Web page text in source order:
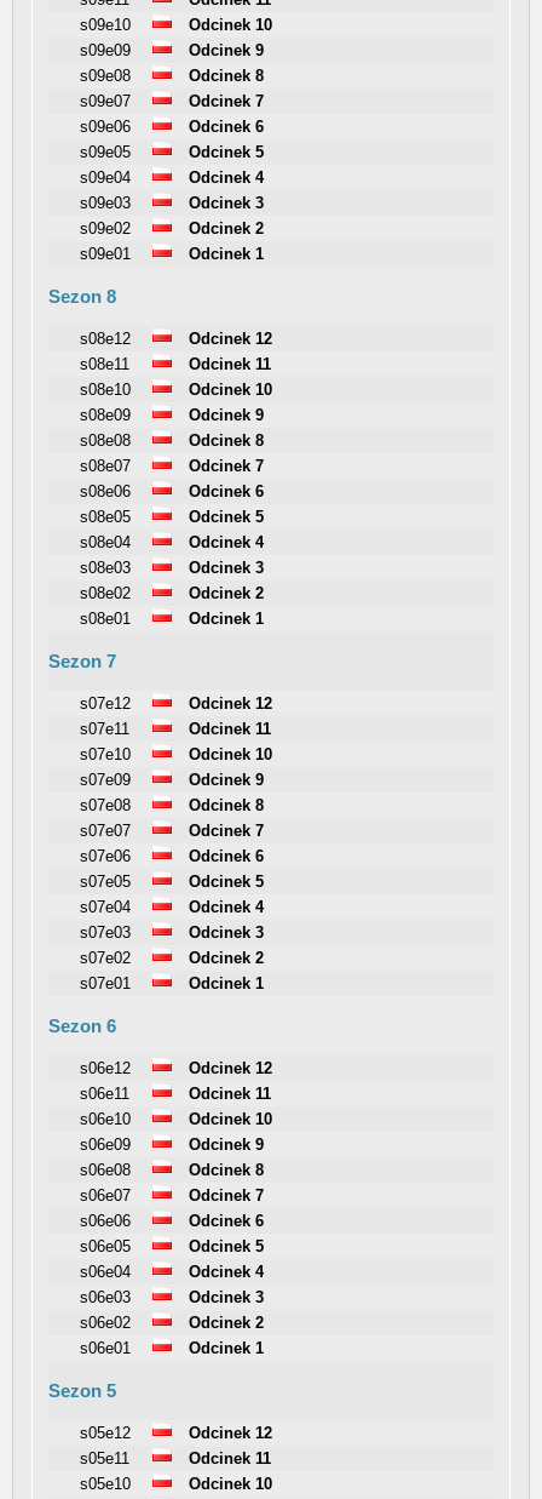
s09e10
Odcinek 10
s09e09
Odcinek 9
s09e08
Odcinek 8
s09e07
Odcinek 7
s09e06
Odcinek 6
s09e05
Odcinek 5
s09e04
Odcinek 4
s09e03
Odcinek 3
s09e02
Odcinek 2
s09e01
Odcinek 1
Sezon 8
s08e12
Odcinek 12
s08e11
Odcinek 11
s08e10
Odcinek 10
s08e09
Odcinek 9
s08e08
Odcinek 8
s08e07
Odcinek 7
s08e06
Odcinek 6
s08e05
Odcinek 5
s08e04
Odcinek 4
s08e03
Odcinek 3
s08e02
Odcinek 2
s08e01
Odcinek 1
Sezon 7
s07e12
Odcinek 12
s07e11
Odcinek 11
s07e10
Odcinek 10
s07e09
Odcinek 9
s07e08
Odcinek 8
s07e07
Odcinek 7
s07e06
Odcinek 6
s07e05
Odcinek 5
s07e04
Odcinek 4
s07e03
Odcinek 3
s07e02
Odcinek 2
s07e01
Odcinek 1
Sezon 6
s06e12
Odcinek 12
s06e11
Odcinek 11
s06e10
Odcinek 10
s06e09
Odcinek 9
s06e08
Odcinek 8
s06e07
Odcinek 7
s06e06
Odcinek 6
s06e05
Odcinek 5
s06e04
Odcinek 4
s06e03
Odcinek 3
s06e02
Odcinek 2
s06e01
Odcinek 1
Sezon 5
s05e12
Odcinek 12
s05e11
Odcinek 11
s05e10
Odcinek 10